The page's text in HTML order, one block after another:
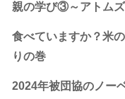
親の学び③～アトム
食べていますか？米
りの巻
2024年被団協のノー